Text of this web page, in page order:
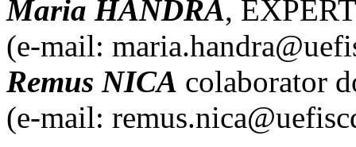
Maria HANDRA,
(e-mail:
Remus NICA colaborator
(e-mail: